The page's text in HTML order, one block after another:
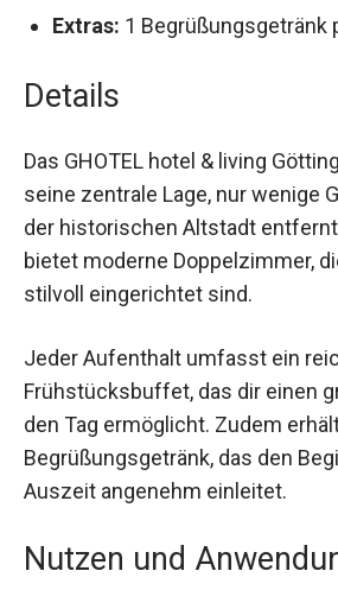
Verpflegung:
Teilnahme am
Extras:
Details
Das GHOTEL hotel & living
durch seine zentrale Lage, nur
Gehminuten von der historischen
Doppelzimmer, die komfortabel
eingerichtet sind.
Jeder Aufenthalt umfasst ein
Frühstücksbuffet, das dir einen
in den Tag ermöglicht. Zudem
ein Begrüßungsgetränk, das den
kleinen Auszeit angenehm